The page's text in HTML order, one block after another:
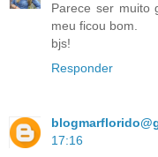
Parece ser muito
meu ficou bom.
bjs!
Responder
17:16